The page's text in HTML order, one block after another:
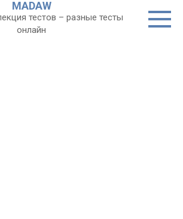
MADAW
тестов – разные тесты
онлайн